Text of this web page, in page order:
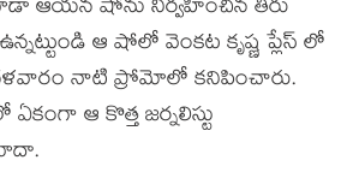
ఆయన షోను నిర్వహించిన తీరు
ఆ షోలో వెంకట కృష్ణ ప్లేస్ లో
నాటి ప్రోమోలో కనిపించారు.
ఆ కొత్త జర్నలిస్టు